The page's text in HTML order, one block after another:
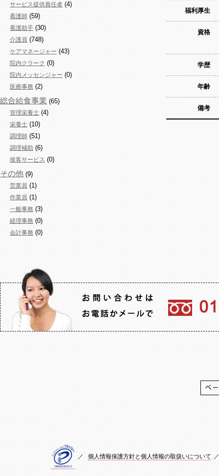
サービス提供責任者 (4)
看護師 (59)
看護助手 (30)
介護員 (748)
ケアマネージャー (43)
院内クラーク (0)
院内メッセンジャー (0)
医療事務 (2)
総合給食事業 (65)
管理栄養士 (4)
栄養士 (10)
調理師 (51)
調理補助 (6)
接客サービス (0)
その他 (9)
営業員 (1)
作業員 (1)
一般事務 (3)
経理事務 (0)
会計事務 (0)
福利厚生
資格
学歴
年齢
備考
／ 個人情報保護方針と個人情報の取扱いについて ／